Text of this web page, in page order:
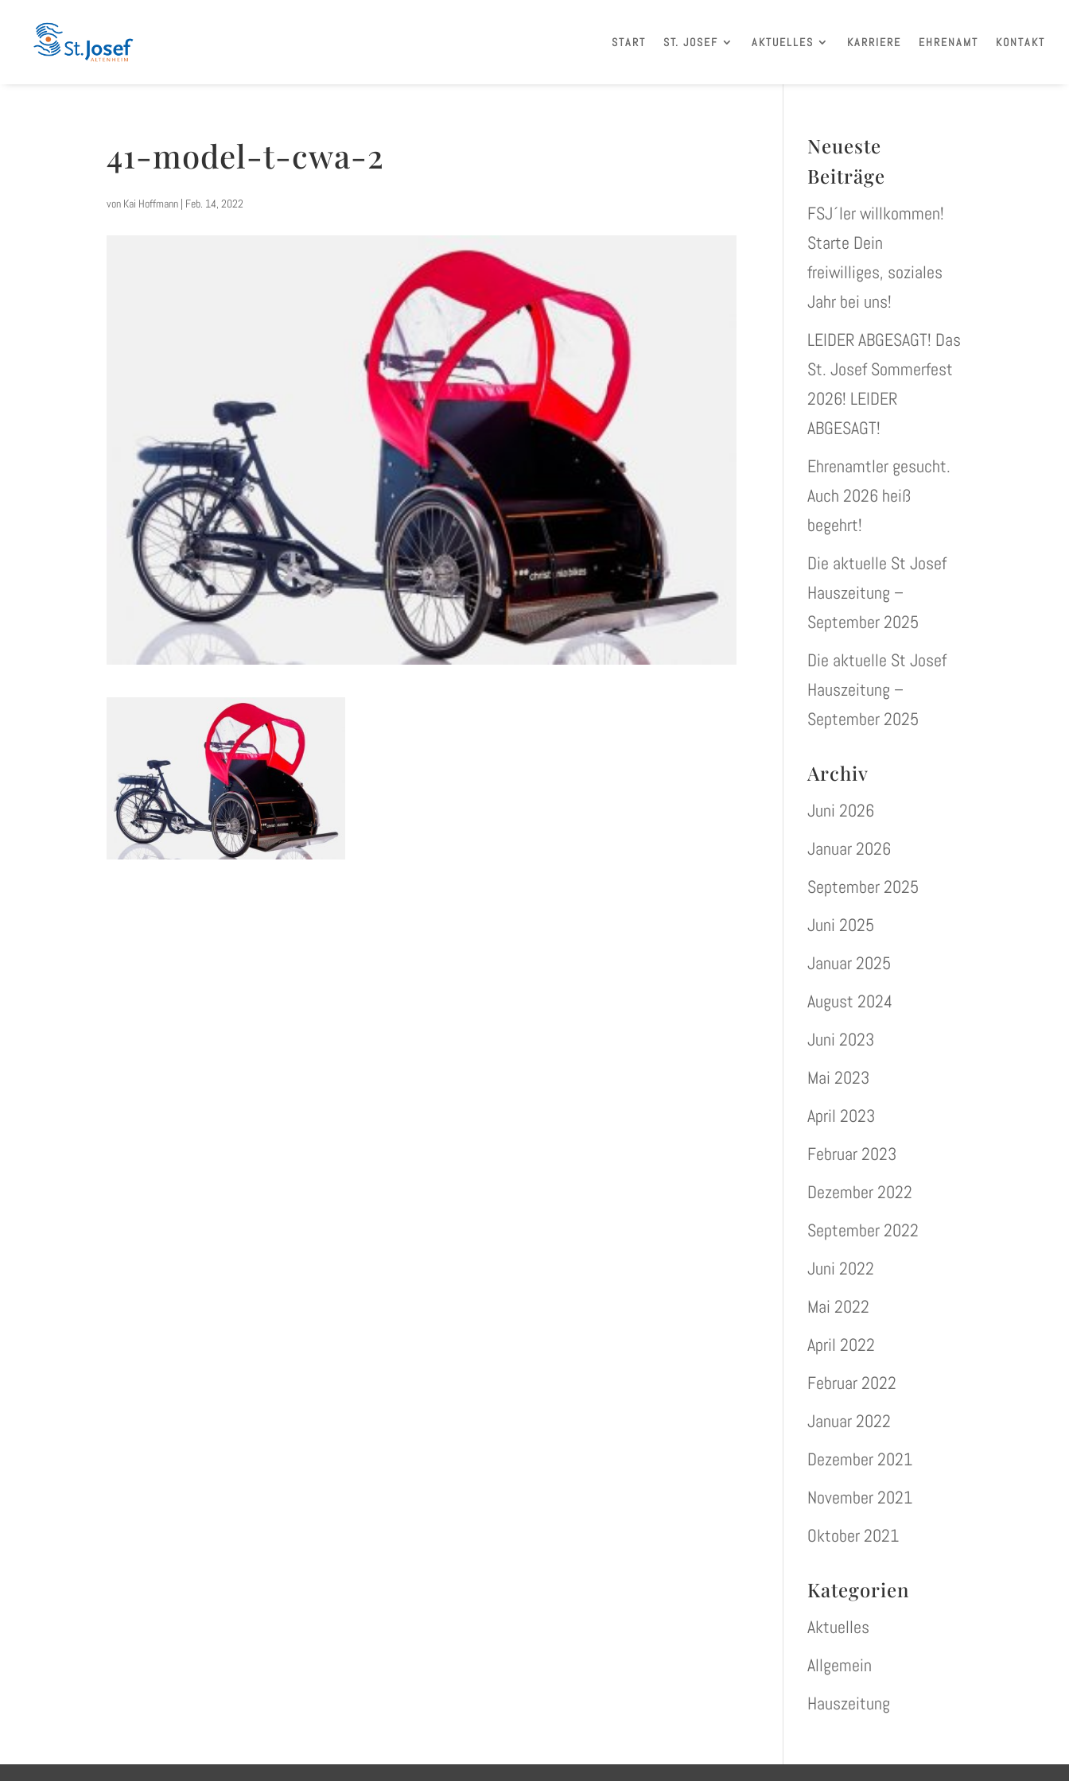
START ST. JOSEF AKTUELLES KARRIERE EHRENAMT KONTAKT
41-model-t-cwa-2
von Kai Hoffmann | Feb. 14, 2022
Neueste
Beiträge
FSJ´ler willkommen!
Starte Dein
freiwilliges, soziales
Jahr bei uns!
LEIDER ABGESAGT! Das
St. Josef Sommerfest
2026! LEIDER
ABGESAGT!
Ehrenamtler gesucht.
Auch 2026 heiß
begehrt!
Die aktuelle St Josef
Hauszeitung –
September 2025
Die aktuelle St Josef
Hauszeitung –
September 2025
Archiv
Juni 2026
Januar 2026
September 2025
Juni 2025
Januar 2025
August 2024
Juni 2023
Mai 2023
April 2023
Februar 2023
Dezember 2022
September 2022
Juni 2022
Mai 2022
April 2022
Februar 2022
Januar 2022
Dezember 2021
November 2021
Oktober 2021
Kategorien
Aktuelles
Allgemein
Hauszeitung